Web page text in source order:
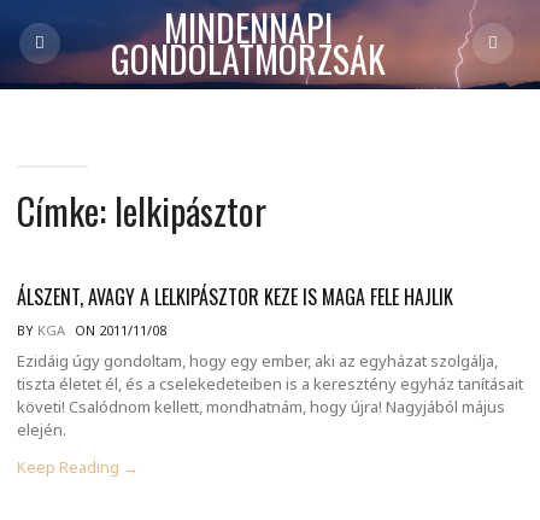
MINDENNAPI
GONDOLATMORZSÁK
Címke: lelkipásztor
ÁLSZENT, AVAGY A LELKIPÁSZTOR KEZE IS MAGA FELE HAJLIK
BY KGA ON 2011/11/08
Ezidáig úgy gondoltam, hogy egy ember, aki az egyházat szolgálja,
tiszta életet él, és a cselekedeteiben is a keresztény egyház tanításait
követi! Csalódnom kellett, mondhatnám, hogy újra! Nagyjából május
elején.
Keep Reading →